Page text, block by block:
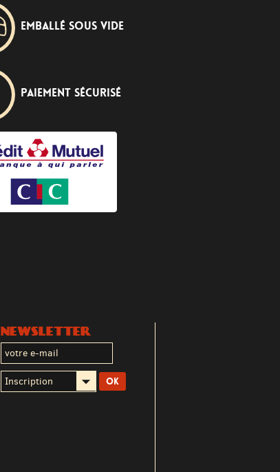
Emballé sous vide
Paiement sécurisé
NEWSLETTER